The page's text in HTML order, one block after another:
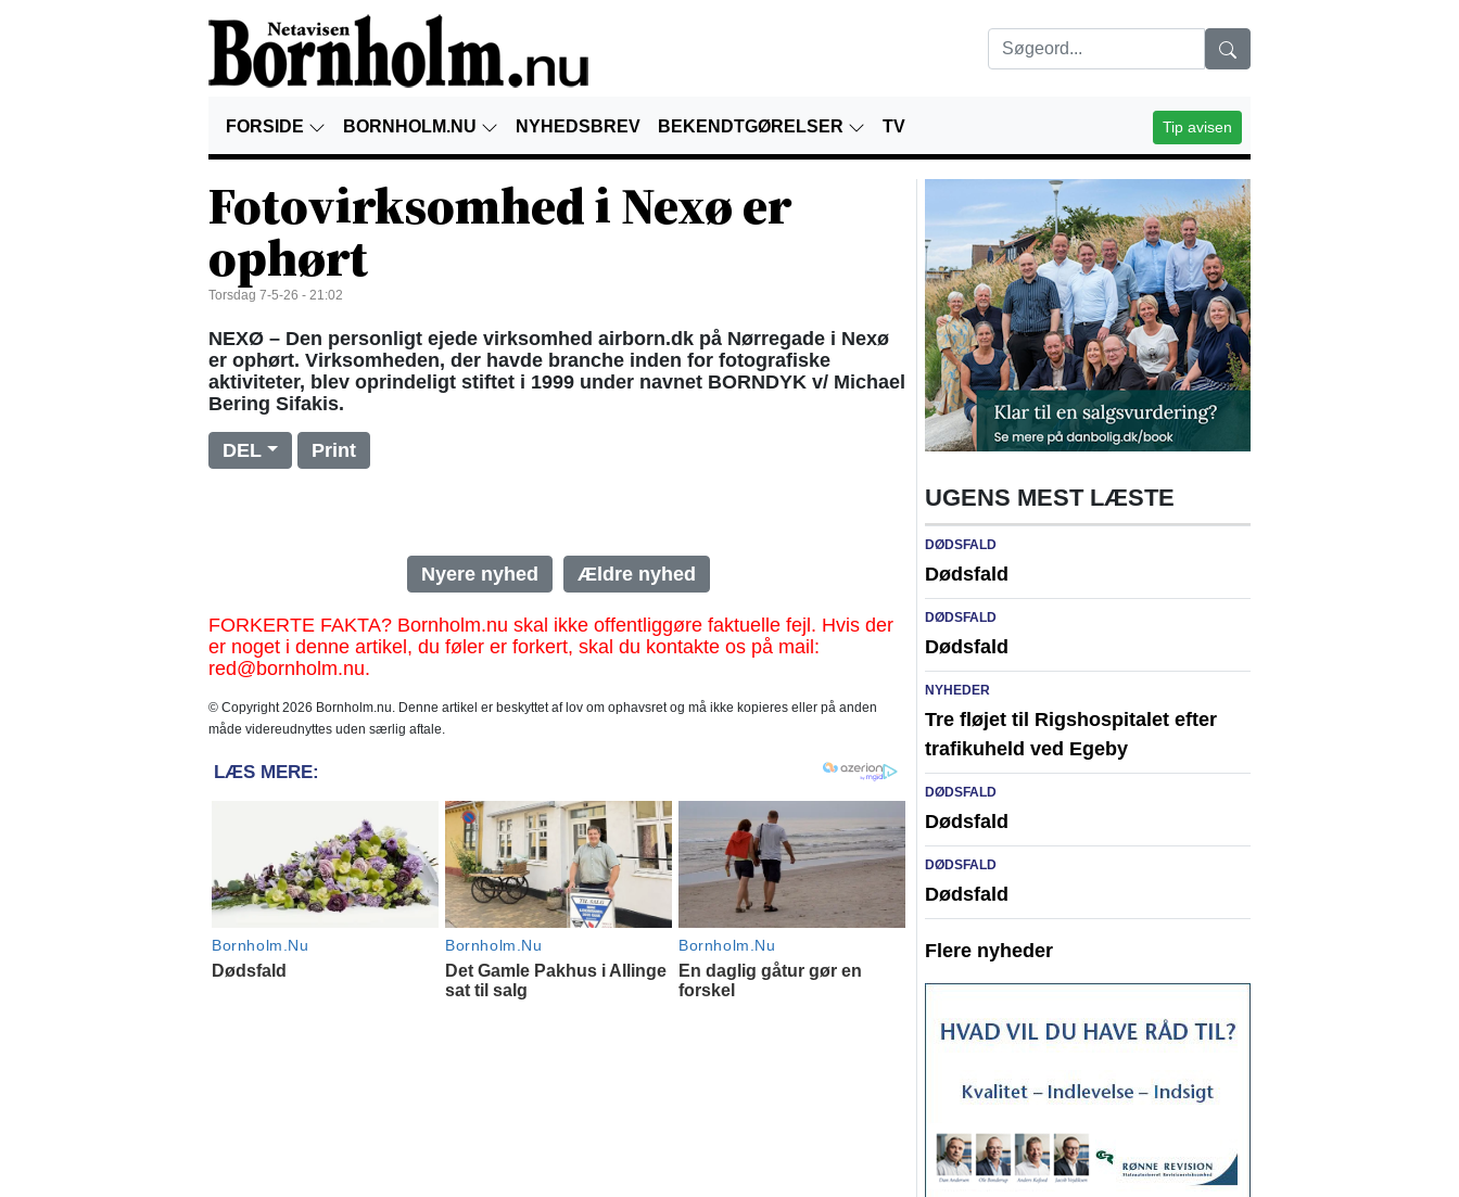
FORSIDE BORNHOLM.NU NYHEDSBREV BEKENDTGØRELSER TV Tip avisen
Fotovirksomhed i Nexø er
ophørt
Torsdag 7-5-26 - 21:02
NEXØ – Den personligt ejede virksomhed airborn.dk på Nørregade i Nexø
er ophørt. Virksomheden, der havde branche inden for fotografiske
aktiviteter, blev oprindeligt stiftet i 1999 under navnet BORNDYK v/ Michael
Bering Sifakis.
DEL Print
Nyere nyhed Ældre nyhed
FORKERTE FAKTA? Bornholm.nu skal ikke offentliggøre faktuelle fejl. Hvis der
er noget i denne artikel, du føler er forkert, skal du kontakte os på mail:
red@bornholm.nu.
© Copyright 2026 Bornholm.nu. Denne artikel er beskyttet af lov om ophavsret og må ikke kopieres eller på anden
måde videreudnyttes uden særlig aftale.
UGENS MEST LÆSTE
DØDSFALD
Dødsfald
DØDSFALD
Dødsfald
NYHEDER
Tre fløjet til Rigshospitalet efter
trafikuheld ved Egeby
DØDSFALD
Dødsfald
DØDSFALD
Dødsfald
Flere nyheder